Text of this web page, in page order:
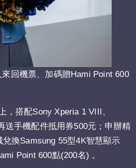
回機票、加碼贈Hami Point 600
搭配Sony Xperia 1 VIII、
送手機配件抵用券500元；申辦精
換Samsung 55型4K智慧顯示
Point 600點(200名) 。